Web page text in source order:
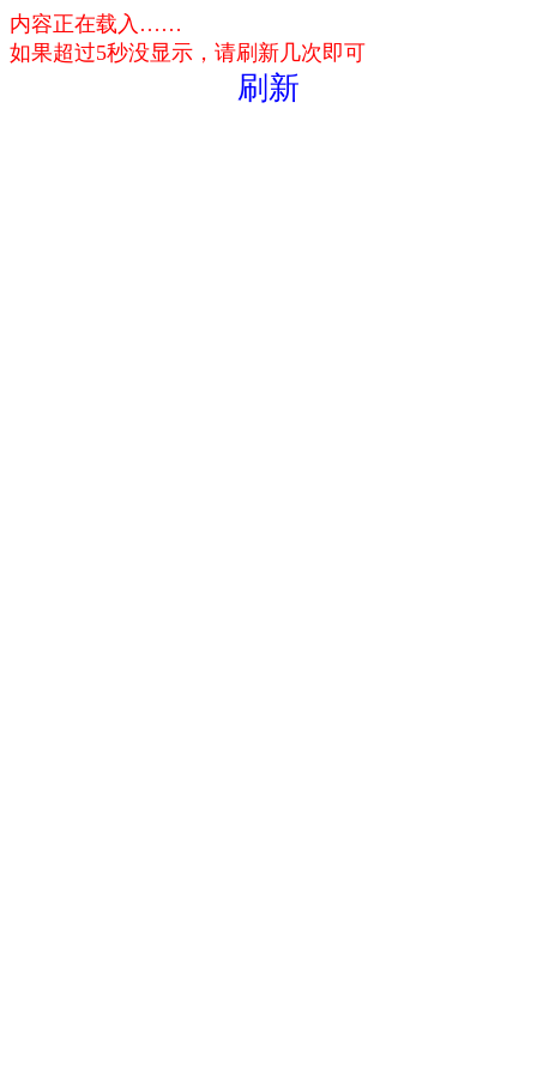
内容正在载入……
如果超过5秒没显示，请刷新几次即可
刷新